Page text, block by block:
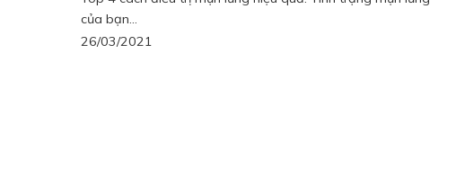
của bạn...
26/03/2021